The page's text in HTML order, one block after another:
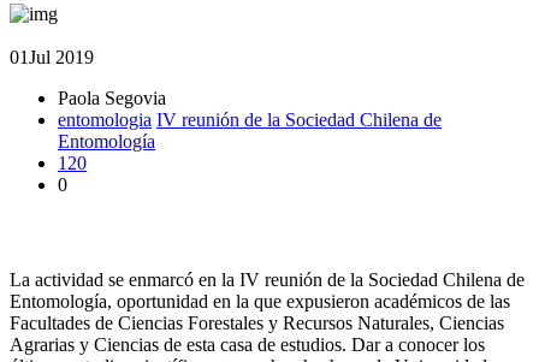
01Jul 2019
Paola Segovia
entomologia IV reunión de la Sociedad Chilena de
Entomología
120
0
La actividad se enmarcó en la IV reunión de la Sociedad Chilena de
Entomología, oportunidad en la que expusieron académicos de las
Facultades de Ciencias Forestales y Recursos Naturales, Ciencias
Agrarias y Ciencias de esta casa de estudios. Dar a conocer los